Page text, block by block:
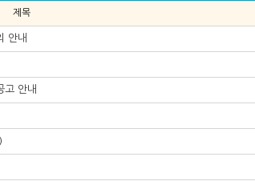
제목
안내
고 안내